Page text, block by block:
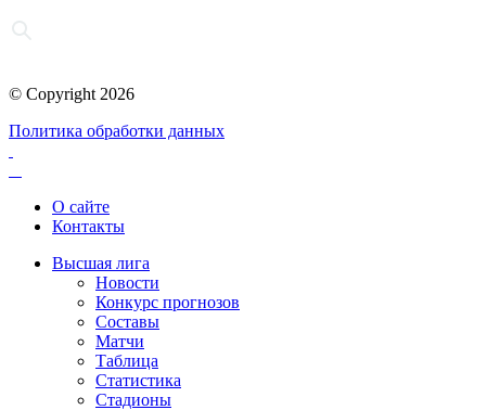
© Copyright 2026
Политика обработки данных
О сайте
Контакты
Высшая лига
Новости
Конкурс прогнозов
Составы
Матчи
Таблица
Статистика
Стадионы